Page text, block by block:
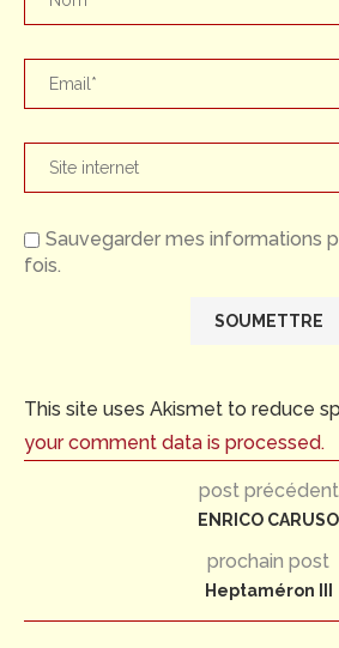
Sauvegarder mes informations
fois.
This site uses Akismet to reduce
your comment data is processed.
post précédent
ENRICO CARUSO
prochain post
Heptaméron III